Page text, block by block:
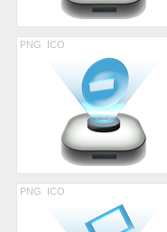
PNG ICO
PNG ICO